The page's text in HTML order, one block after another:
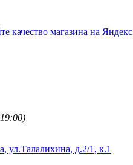
ул.Талалихина, д.2/1, к.1